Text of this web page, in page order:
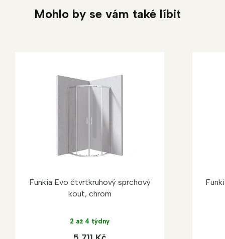
Mohlo by se vám také líbit
Funkia Evo čtvrtkruhový sprchový
kout, chrom
2 až 4 týdny